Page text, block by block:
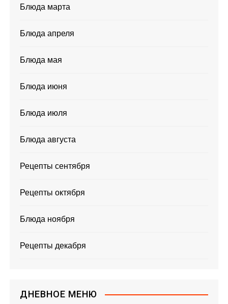
Блюда марта
Блюда апреля
Блюда мая
Блюда июня
Блюда июля
Блюда августа
Рецепты сентября
Рецепты октября
Блюда ноября
Рецепты декабря
ДНЕВНОЕ МЕНЮ